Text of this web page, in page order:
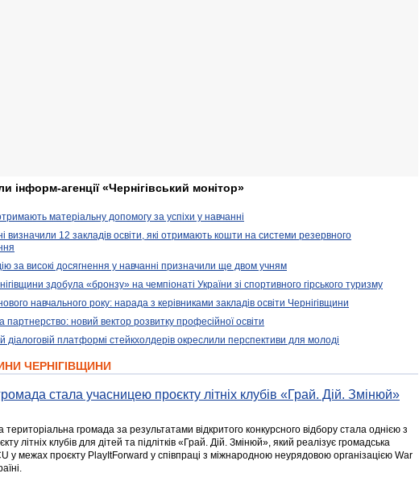
інформ-агенції «Чернігівський монітор»
матеріальну допомогу за успіхи у навчанні
визначили 12 закладів освіти, які отримають кошти на системи резервного
за високі досягнення у навчанні призначили ще двом учням
здобула «бронзу» на чемпіонаті України зі спортивного гірського туризму
навчального року: нарада з керівниками закладів освіти Чернігівщини
новий вектор розвитку професійної освіти
діалоговій платформі стейкхолдерів окреслили перспективи для молоді
ЧЕРНІГІВЩИНИ
стала учасницею проєкту літніх клубів «Грай. Дій. Змінюй»
територіальна громада за результатами відкритого конкурсного відбору стала однією з
літніх клубів для дітей та підлітків «Грай. Дій. Змінюй», який реалізує громадська
у межах проєкту PlayItForward у співпраці з міжнародною неурядовою організацією War